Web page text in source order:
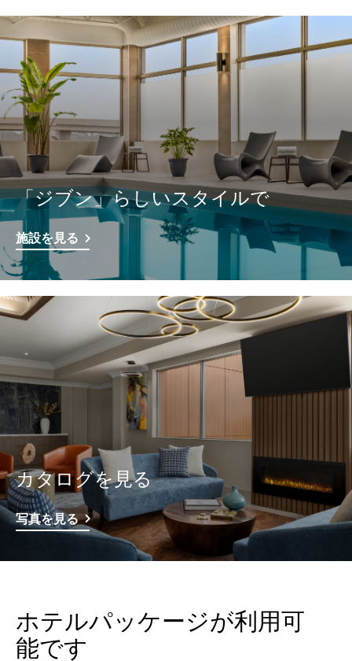
「ジブン」らしいスタイルで
施設を見る
カタログを見る
写真を見る
ホテルパッケージが利用可
能です